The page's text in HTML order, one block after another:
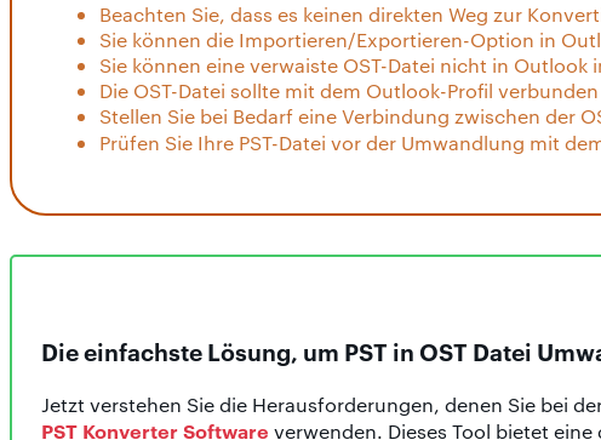
Beachten Sie, dass es keinen direkten Weg zur
Sie können die Importieren/Exportieren-Option in
Sie können eine verwaiste OST-Datei nicht in
Die OST-Datei sollte mit dem Outlook-Profil
Stellen Sie bei Bedarf eine Verbindung zwischen der
Prüfen Sie Ihre PST-Datei vor der Umwandlung mit
Die einfachste Lösung, um PST in OST Datei
Jetzt verstehen Sie die Herausforderungen, denen Sie bei
PST Konverter Software verwenden. Dieses Tool bietet